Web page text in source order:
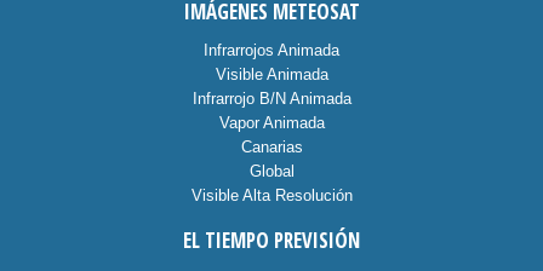
IMÁGENES METEOSAT
Infrarrojos Animada
Visible Animada
Infrarrojo B/N Animada
Vapor Animada
Canarias
Global
Visible Alta Resolución
EL TIEMPO PREVISIÓN